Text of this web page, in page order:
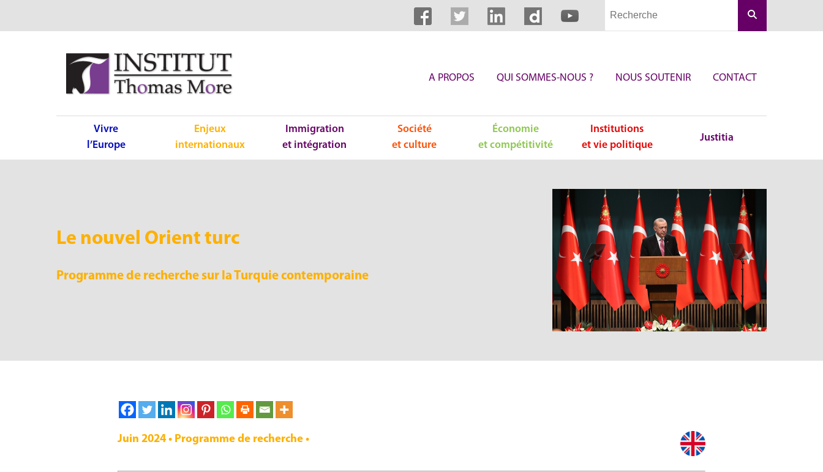
A PROPOS QUI SOMMES-NOUS ? NOUS SOUTENIR CONTACT
Vivre
l’Europe
Enjeux
internationaux
Immigration
et intégration
Société
et culture
Économie
et compétitivité
Institutions
et vie politique
Justitia
Le nouvel Orient turc
Programme de recherche sur laTurquie contemporaine
Juin 2024 • Programme de recherche •